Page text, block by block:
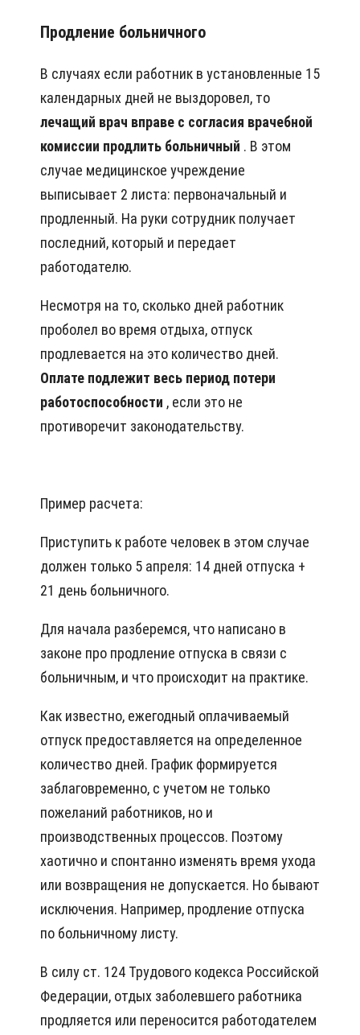
Продление больничного
В случаях если работник в установленные 15
календарных дней не выздоровел, то
лечащий врач вправе с согласия врачебной
комиссии продлить больничный . В этом
случае медицинское учреждение
выписывает 2 листа: первоначальный и
продленный. На руки сотрудник получает
последний, который и передает
работодателю.
Несмотря на то, сколько дней работник
проболел во время отдыха, отпуск
продлевается на это количество дней.
Оплате подлежит весь период потери
работоспособности , если это не
противоречит законодательству.
Пример расчета:
Приступить к работе человек в этом случае
должен только 5 апреля: 14 дней отпуска +
21 день больничного.
Для начала разберемся, что написано в
законе про продление отпуска в связи с
больничным, и что происходит на практике.
Как известно, ежегодный оплачиваемый
отпуск предоставляется на определенное
количество дней. График формируется
заблаговременно, с учетом не только
пожеланий работников, но и
производственных процессов. Поэтому
хаотично и спонтанно изменять время ухода
или возвращения не допускается. Но бывают
исключения. Например, продление отпуска
по больничному листу.
В силу ст. 124 Трудового кодекса Российской
Федерации, отдых заболевшего работника
продляется или переносится работодателем